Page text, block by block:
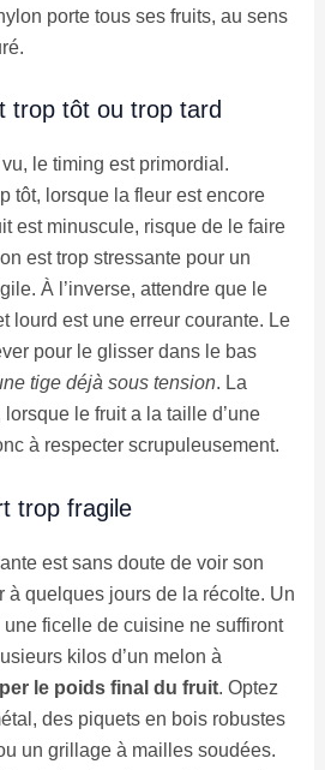
porte tous ses fruits, au sens
trop tôt ou trop tard
le timing est primordial.
tôt, lorsque la fleur est encore
est minuscule, risque de le faire
est trop stressante pour un
À l’inverse, attendre que le
lourd est une erreur courante. Le
pour le glisser dans le bas
tige déjà sous tension. La
lorsque le fruit a la taille d’une
à respecter scrupuleusement.
trop fragile
est sans doute de voir son
à quelques jours de la récolte. Un
ficelle de cuisine ne suffiront
kilos d’un melon à
le poids final du fruit. Optez
des piquets en bois robustes
un grillage à mailles soudées.